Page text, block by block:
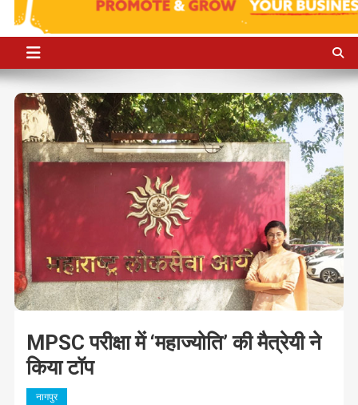
MPSC परीक्षा में ‘महाज्योति’ की मैत्रेयी ने
किया टॉप
नागपुर